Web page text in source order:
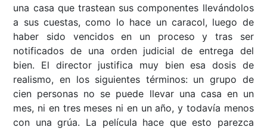
una casa que trastean sus componentes llevándolos
a sus cuestas, como lo hace un caracol, luego de
haber sido vencidos en un proceso y tras ser
notificados de una orden judicial de entrega del
bien. El director justifica muy bien esa dosis de
realismo, en los siguientes términos: un grupo de
cien personas no se puede llevar una casa en un
mes, ni en tres meses ni en un año, y todavía menos
con una grúa. La película hace que esto parezca